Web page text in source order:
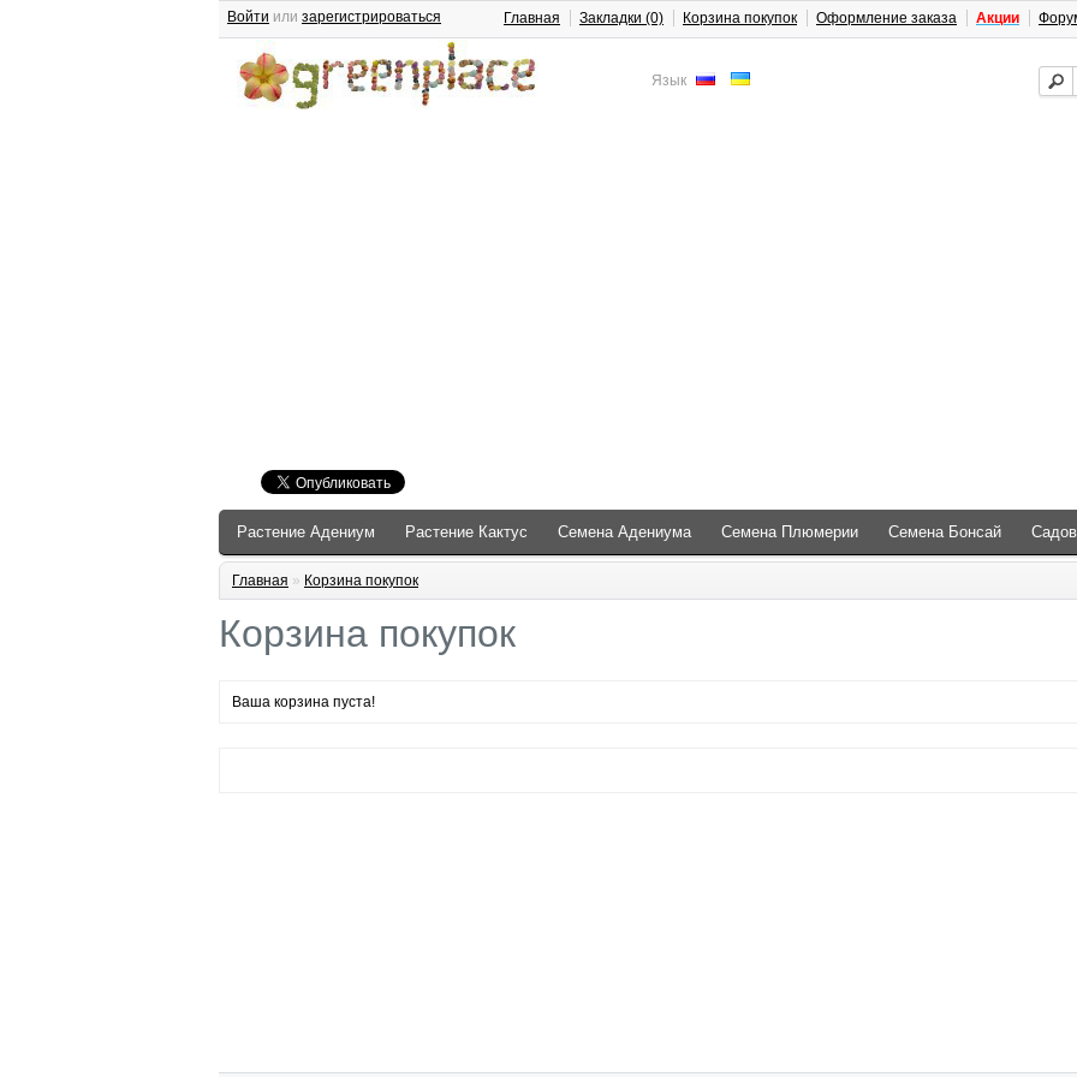
Язык
Войти или зарегистрироваться Главная Закладки (0) Корзина покупок Оформление заказа Акции
Растение Адениум Растение Кактус Семена Адениума Семена Плюмерии Семена Бонсай
Главная » Корзина покупок
Корзина покупок
Ваша корзина пуста!